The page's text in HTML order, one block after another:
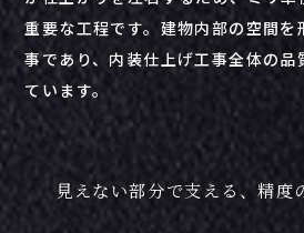
重要な工程です。建物内部の空間を
事であり、内装仕上げ工事全体の品
ています。
見えない部分で支える、精度